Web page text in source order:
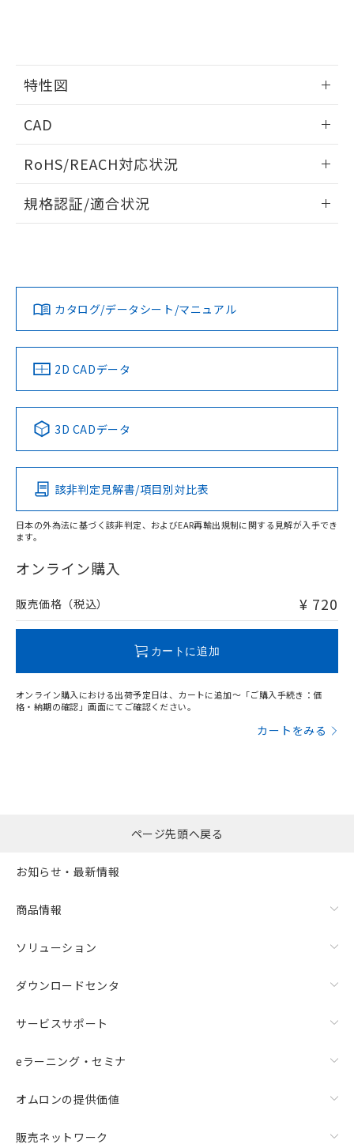
特性図
電気的寿命曲線
開閉容量
CAD
ドすることができます。
ログイン/会員登録
ダウンロードデータをご利用いただく前に、以下を必ずお読
みください。
ソフトウェアの使用条件
RoHS/REACH対応状況
EU RoHS 注意事項・凡例
対応済み
中国 RoHS 注意事項・凡例
Pb Hg Cd Cr(VI)
O
在庫等で未対応品が混在する可能性があります。
問い合わせください。
規格認証/適合状況
カタログ/データシート/マニュアル
2D CADデータ
3D CADデータ
該非判定見解書/項目別対比表
日本の外為法に基づく該非判定、およびEAR再輸出規制に関する見解が入手でき
ます。
オンライン購入
販売価格（税込） ¥ 720
カートに追加
オンライン購入における出荷予定日は、カートに追加～「ご購入手続き：価
格・納期の確認」画面にてご確認ください。
カートをみる
の共同利用に関して"
の「1.共同利
るもので、過去に遡って非含有を証明する
ものではありません。
荷製品に未対応品が混在することから備考
欄に対応日を記載しておりました。
既に当社にて対応品への在庫切替を完了
していることから、特段のことがない限
り、2022年1月12日より割愛しておりま
ページ先頭へ戻る
お知らせ・最新情報
商品情報
ソリューション
ダウンロードセンタ
サービスサポート
eラーニング・セミナ
オムロンの提供価値
販売ネットワーク